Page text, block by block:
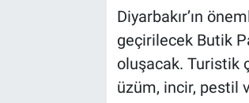
Diyarbakır’ın
geçirilecek Butik
oluşacak. Turistik
üzüm, incir, pestil